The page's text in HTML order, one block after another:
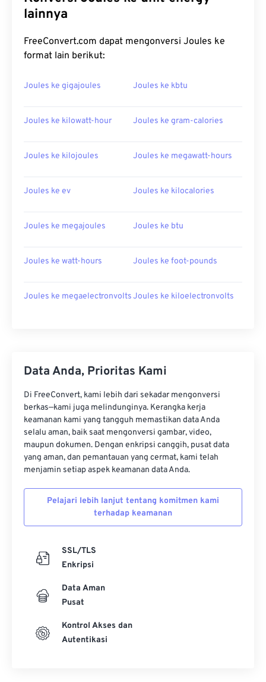
lainnya
FreeConvert.com dapat mengonversi Joules ke
format lain berikut:
Joules ke gigajoules Joules ke kbtu
Joules ke kilowatt-hour Joules ke gram-calories
Joules ke kilojoules Joules ke megawatt-hours
Joules ke ev Joules ke kilocalories
Joules ke megajoules Joules ke btu
Joules ke watt-hours Joules ke foot-pounds
Joules ke megaelectronvoltsJoules ke kiloelectronvolts
Data Anda, Prioritas Kami
Di FreeConvert, kami lebih dari sekadar mengonversi
berkas—kami juga melindunginya. Kerangka kerja
keamanan kami yang tangguh memastikan data Anda
selalu aman, baik saat mengonversi gambar, video,
maupun dokumen. Dengan enkripsi canggih, pusat data
yang aman, dan pemantauan yang cermat, kami telah
menjamin setiap aspek keamanan data Anda.
Pelajari lebih lanjut tentang komitmen kami
terhadap keamanan
SSL/TLS
Enkripsi
Data Aman
Pusat
Kontrol Akses dan
Autentikasi